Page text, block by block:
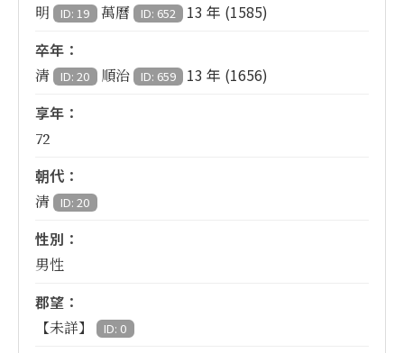
明 ID: 19 萬曆 ID: 652
13 年 (1585)
卒年：
清 ID: 20 順治 ID: 659
13 年 (1656)
享年：
72
朝代：
清 ID: 20
性別：
男性
郡望：
【未詳】 ID: 0